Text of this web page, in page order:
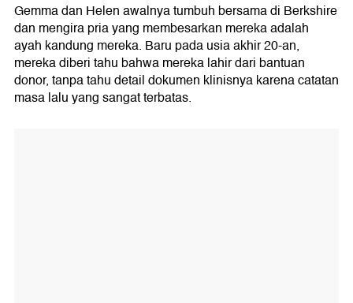
Gemma dan Helen awalnya tumbuh bersama di Berkshire
dan mengira pria yang membesarkan mereka adalah
ayah kandung mereka. Baru pada usia akhir 20-an,
mereka diberi tahu bahwa mereka lahir dari bantuan
donor, tanpa tahu detail dokumen klinisnya karena catatan
masa lalu yang sangat terbatas.